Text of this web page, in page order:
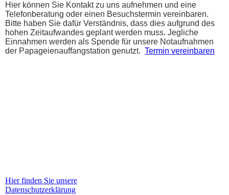
Hier können Sie Kontakt zu uns aufnehmen und eine
Telefonberatung oder einen Besuchstermin vereinbaren.
Bitte haben Sie dafür Verständnis, dass dies aufgrund des
hohen Zeitaufwandes geplant werden muss. Jegliche
Einnahmen werden als Spende für unsere Notaufnahmen
der Papageienauffangstation genutzt. Termin vereinbaren
Hier finden Sie unsere
Datenschutzerklärung